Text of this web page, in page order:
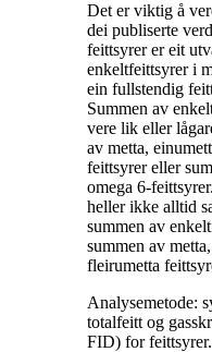
Det er viktig å
dei publiserte
feittsyrer er eit
enkeltfeittsyrer i
ein fullstendig
Summen av
vere lik eller
av metta,
feittsyrer eller
omega 6-
heller ikke alltid
summen av
summen av
fleirumetta
Analysemetode:
totalfeitt og
FID) for feittsyrer.